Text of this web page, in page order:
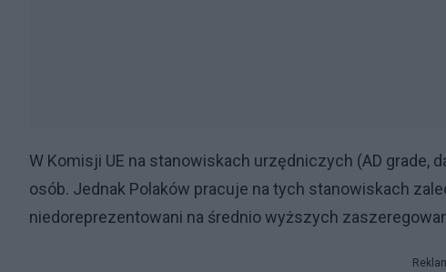
W Komisji UE na stanowiskach urzędniczych (AD grade,
osób. Jednak Polaków pracuje na tych stanowiskach
niedoreprezentowani na średnio wyższych